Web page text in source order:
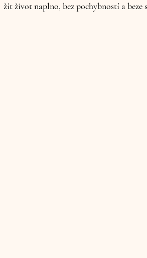
žít život naplno, bez pochybností a beze